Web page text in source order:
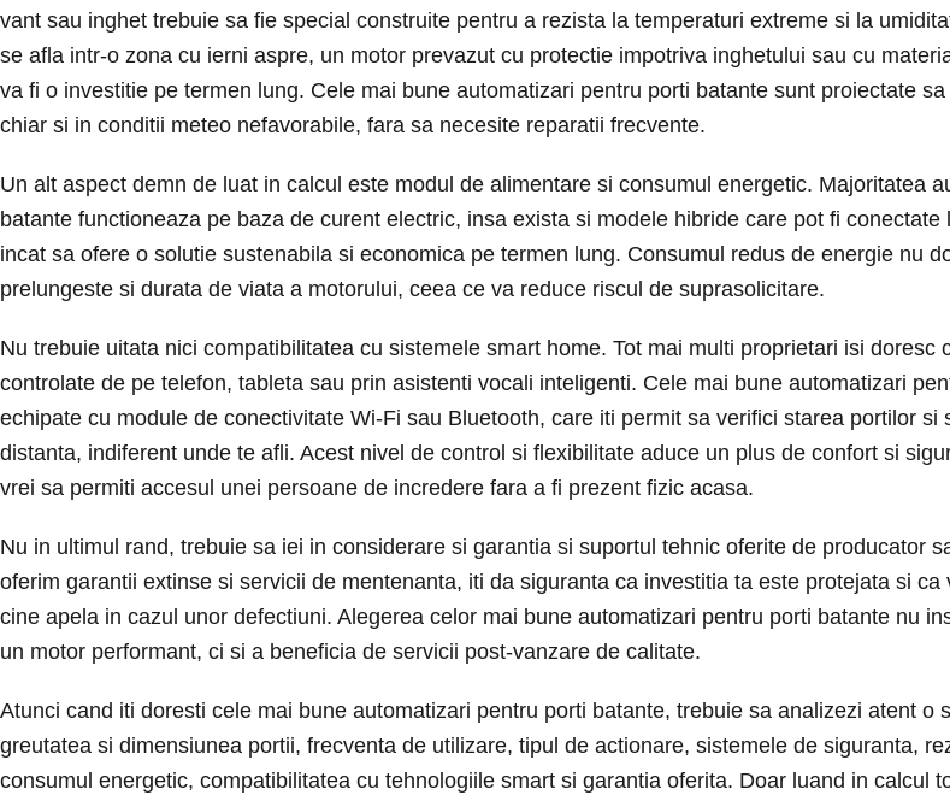
vant sau inghet trebuie sa fie special construite pentru a rezista la temperaturi extreme si la
se afla intr-o zona cu ierni aspre, un motor prevazut cu protectie impotriva inghetului sau cu
va fi o investitie pe termen lung. Cele mai bune automatizari pentru porti batante sunt proiectate
chiar si in conditii meteo nefavorabile, fara sa necesite reparatii frecvente.
Un alt aspect demn de luat in calcul este modul de alimentare si consumul energetic. Majoritatea
batante functioneaza pe baza de curent electric, insa exista si modele hibride care pot fi conectate
incat sa ofere o solutie sustenabila si economica pe termen lung. Consumul redus de energie nu
prelungeste si durata de viata a motorului, ceea ce va reduce riscul de suprasolicitare.
Nu trebuie uitata nici compatibilitatea cu sistemele smart home. Tot mai multi proprietari isi doresc
controlate de pe telefon, tableta sau prin asistenti vocali inteligenti. Cele mai bune automatizari
echipate cu module de conectivitate Wi-Fi sau Bluetooth, care iti permit sa verifici starea portilor si
distanta, indiferent unde te afli. Acest nivel de control si flexibilitate aduce un plus de confort si
vrei sa permiti accesul unei persoane de incredere fara a fi prezent fizic acasa.
Nu in ultimul rand, trebuie sa iei in considerare si garantia si suportul tehnic oferite de producator
oferim garantii extinse si servicii de mentenanta, iti da siguranta ca investitia ta este protejata si ca
cine apela in cazul unor defectiuni. Alegerea celor mai bune automatizari pentru porti batante nu
un motor performant, ci si a beneficia de servicii post-vanzare de calitate.
Atunci cand iti doresti cele mai bune automatizari pentru porti batante, trebuie sa analizezi atent o
greutatea si dimensiunea portii, frecventa de utilizare, tipul de actionare, sistemele de siguranta,
consumul energetic, compatibilitatea cu tehnologiile smart si garantia oferita. Doar luand in calcul